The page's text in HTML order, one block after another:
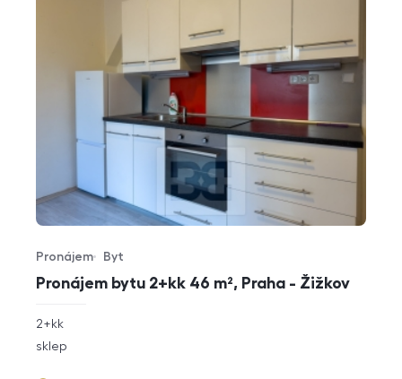
Pronájem bytu 2+kk 46 m², Praha - Žižkov
Typ nabídky
Pronájem
Typ nemovitosti
Byt
rozměry
2+kk
funkce
sklep